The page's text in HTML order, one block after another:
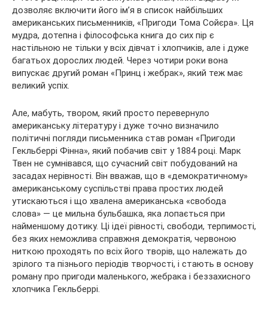
дозволяє включити його ім’я в список найбільших
американських письменників, «Пригоди Тома Сойєра». Ця
мудра, дотепна і філософська книга до сих пір є
настільною не тільки у всіх дівчат і хлопчиків, але і дуже
багатьох дорослих людей. Через чотири роки вона
випускає другий роман «Принц і жебрак», який теж має
великий успіх.
Але, мабуть, твором, який просто перевернуло
американську літературу і дуже точно визначило
політичні погляди письменника став роман «Пригоди
Гекльберрі Фінна», який побачив світ у 1884 році. Марк
Твен не сумнівався, що сучасний світ побудований на
засадах нерівності. Він вважав, що в «демократичному»
американському суспільстві права простих людей
утискаються і що хвалена американська «свобода
слова» — це мильна бульбашка, яка лопається при
найменшому дотику. Ці ідеї рівності, свободи, терпимості,
без яких неможлива справжня демократія, червоною
ниткою проходять по всіх його творів, що належать до
зрілого та пізнього періодів творчості, і стають в основу
роману про пригоди маленького, жебрака і беззахисного
хлопчика Гекльберрі.